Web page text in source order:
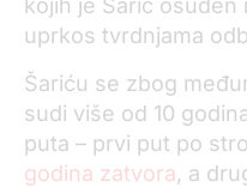
kojih je Šarić
uprkos tvrdnjama
Šariću se zbog
sudi više od 10
puta – prvi put po
godina zatvora, a